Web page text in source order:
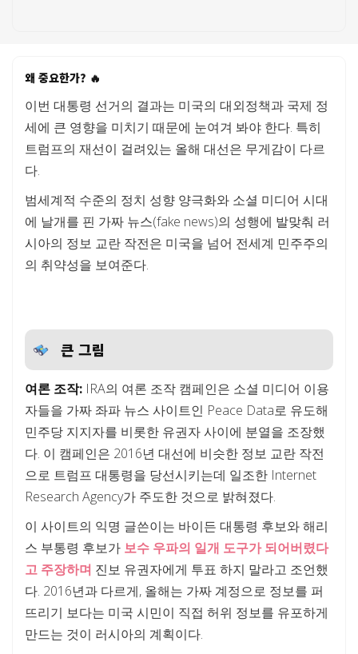
왜 중요한가? 🔥
이번 대통령 선거의 결과는 미국의 대외정책과 국제 정
세에 큰 영향을 미치기 때문에 눈여겨 봐야 한다. 특히
트럼프의 재선이 걸려있는 올해 대선은 무게감이 다르
다.
범세계적 수준의 정치 성향 양극화와 소셜 미디어 시대
에 날개를 핀 가짜 뉴스(fake news)의 성행에 발맞춰 러
시아의 정보 교란 작전은 미국을 넘어 전세계 민주주의
의 취약성을 보여준다.
큰 그림
여론 조작: IRA의 여론 조작 캠페인은 소셜 미디어 이용
자들을 가짜 좌파 뉴스 사이트인 Peace Data로 유도해
민주당 지지자를 비롯한 유권자 사이에 분열을 조장했
다. 이 캠페인은 2016년 대선에 비슷한 정보 교란 작전
으로 트럼프 대통령을 당선시키는데 일조한 Internet
Research Agency가 주도한 것으로 밝혀졌다.
이 사이트의 익명 글쓴이는 바이든 대통령 후보와 해리
스 부통령 후보가 보수 우파의 일개 도구가 되어버렸다
고 주장하며 진보 유권자에게 투표 하지 말라고 조언했
다. 2016년과 다르게, 올해는 가짜 계정으로 정보를 퍼
뜨리기 보다는 미국 시민이 직접 허위 정보를 유포하게
만드는 것이 러시아의 계획이다.